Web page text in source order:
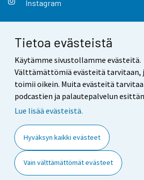
Tietoa evästeistä
Käytämme sivustollamme evästeitä.
Välttämättömiä evästeitä tarvitaan,
toimii oikein. Muita evästeitä
podcastien ja palautepalvelun
Lue lisää evästeistä.
Hyväksyn kaikki evästeet
Vain välttämättömät evästeet
Instagram
Yhteystiedot
Palaute
Käyttöehdot
Saavutettavuus
Tietoa sivustosta
Evästeasetukset